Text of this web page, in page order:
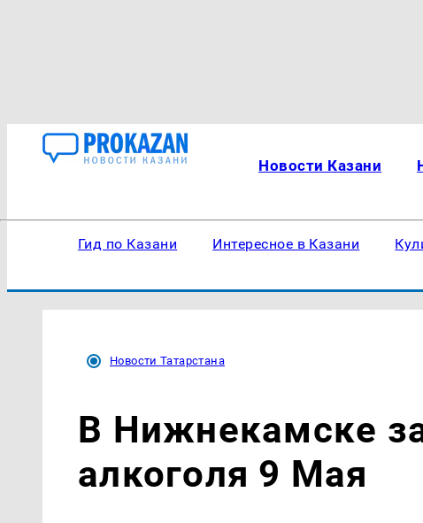
Новости Казани
Гид по Казани Интересное в Казани
Новости Татарстана
В Нижнекамске
алкоголя 9 Мая